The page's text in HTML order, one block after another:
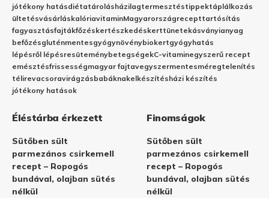
jótékony hatásdiétatárolásházilagtermesztéstippektáplálkozás
ültetésvásárláskalóriavitaminMagyarországrecepttartósítás
fagyasztásfajtákfőzéskertészkedéskerttünetekásványianyag
befőzésgluténmentesgyógynövénybiokertgyógyhatás
lépésről lépésresüteménybetegségekC-vitaminegyszerű recept
emésztésfrissességmagyar fajtavegyszermentesméregtelenítés
télirevacsoravirágzásbabáknakelkészítésházi készítés
jótékony hatások
Éléstárba érkezett
Sütőben sült
parmezános csirkemell
recept – Ropogós
bundával, olajban sütés
nélkül
Finomságok
Sütőben sült
parmezános csirkemell
recept – Ropogós
bundával, olajban sütés
nélkül